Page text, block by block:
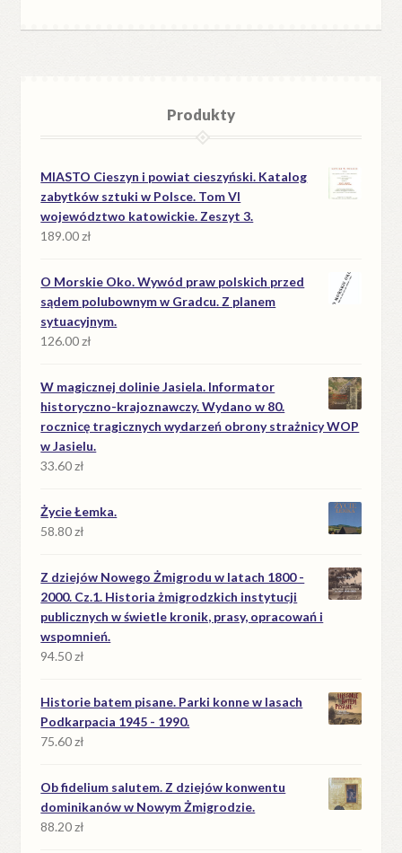
Produkty
MIASTO Cieszyn i powiat cieszyński. Katalog
zabytków sztuki w Polsce. Tom VI
województwo katowickie. Zeszyt 3.
189.00zł
O Morskie Oko. Wywód praw polskich przed
sądem polubownym w Gradcu. Z planem
sytuacyjnym.
126.00zł
W magicznej dolinie Jasiela. Informator
historyczno-krajoznawczy. Wydano w 80.
rocznicę tragicznych wydarzeń obrony strażnicy WOP
w Jasielu.
33.60zł
Życie Łemka.
58.80zł
Z dziejów Nowego Żmigrodu w latach 1800 -
2000. Cz.1. Historia żmigrodzkich instytucji
publicznych w świetle kronik, prasy, opracowań i
wspomnień.
94.50zł
Historie batem pisane. Parki konne w lasach
Podkarpacia 1945 - 1990.
75.60zł
Ob fidelium salutem. Z dziejów konwentu
dominikanów w Nowym Żmigrodzie.
88.20zł